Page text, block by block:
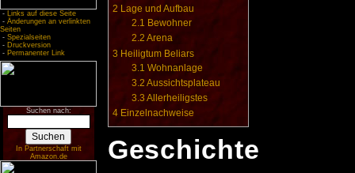
- Links auf diese Seite
- Änderungen an verlinkten
Seiten
- Spezialseiten
- Druckversion
- Permanenter Link
Suchen nach:
In Partnerschaft mit
Amazon.de
2 Lage und Aufbau
2.1 Bewohner
2.2 Arena
3 Heiligtum Beliars
3.1 Wohnanlage
3.2 Aussichtsplateau
3.3 Allerheiligstes
4 Einzelnachweise
Geschichte